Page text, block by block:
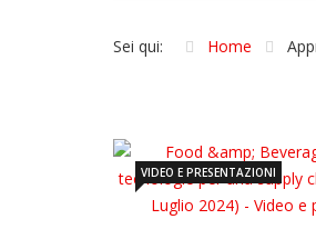
Sei qui: Home
VIDEO E PRESENTAZIONI